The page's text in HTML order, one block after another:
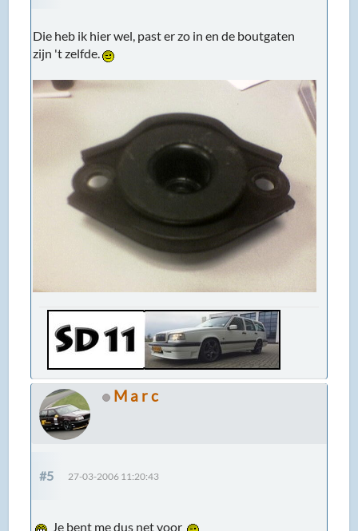
Die heb ik hier wel, past er zo in en de boutgaten
zijn 't zelfde.
M a r c
#5 27-03-2006 11:20:43
Je bent me dus net voor